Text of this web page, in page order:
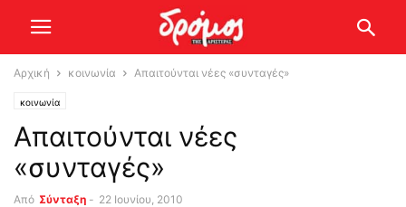
Αρχική κοινωνία Απαιτούνται νέες «συνταγές»
κοινωνία
Απαιτούνται νέες
«συνταγές»
Από Σύνταξη - 22 Ιουνίου, 2010